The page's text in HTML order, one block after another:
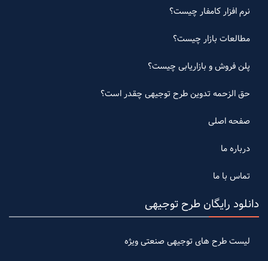
نرم افزار کامفار چیست؟
مطالعات بازار چیست؟
پلن فروش و بازاریابی چیست؟
حق الزحمه تدوین طرح توجیهی چقدر است؟
صفحه اصلی
درباره ما
تماس با ما
دانلود رایگان طرح توجیهی
لیست طرح های توجیهی صنعتی ویژه